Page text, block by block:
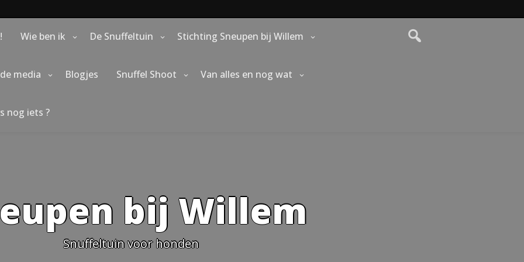
Wie ben ik De Snuffeltuin Stichting Sneupen bij Willem
media Blogjes Snuffel Shoot Van alles en nog wat
nog iets ?
bij Willem
Snuffeltuin voor honden